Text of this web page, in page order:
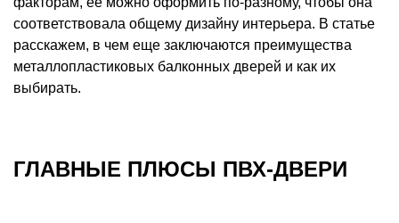
соответствовала общему дизайну интерьера. В статье
расскажем, в чем еще заключаются преимущества
металлопластиковых балконных дверей и как их
выбирать.
ГЛАВНЫЕ ПЛЮСЫ ПВХ-ДВЕРИ